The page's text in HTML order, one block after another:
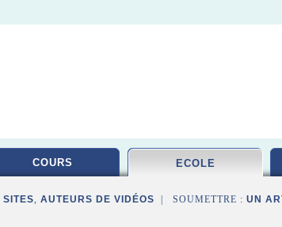
COURS ECOLE
SITES, AUTEURS DE VIDÉOS | SOUMETTRE : UN